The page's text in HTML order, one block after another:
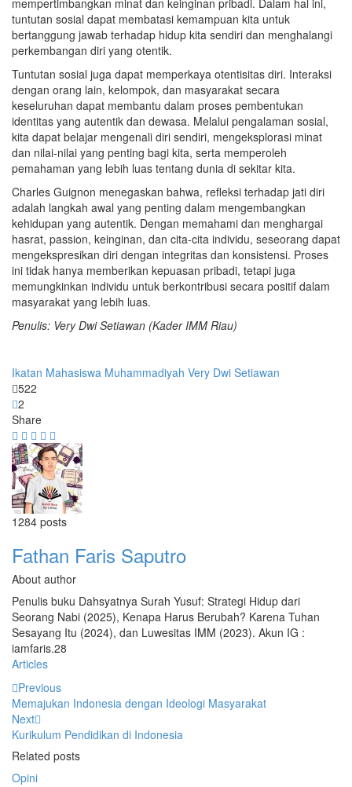
mempertimbangkan minat dan keinginan pribadi. Dalam hal ini,
tuntutan sosial dapat membatasi kemampuan kita untuk
bertanggung jawab terhadap hidup kita sendiri dan menghalangi
perkembangan diri yang otentik.
Tuntutan sosial juga dapat memperkaya otentisitas diri. Interaksi
dengan orang lain, kelompok, dan masyarakat secara
keseluruhan dapat membantu dalam proses pembentukan
identitas yang autentik dan dewasa. Melalui pengalaman sosial,
kita dapat belajar mengenali diri sendiri, mengeksplorasi minat
dan nilai-nilai yang penting bagi kita, serta memperoleh
pemahaman yang lebih luas tentang dunia di sekitar kita.
Charles Guignon menegaskan bahwa, refleksi terhadap jati diri
adalah langkah awal yang penting dalam mengembangkan
kehidupan yang autentik. Dengan memahami dan menghargai
hasrat, passion, keinginan, dan cita-cita individu, seseorang dapat
mengekspresikan diri dengan integritas dan konsistensi. Proses
ini tidak hanya memberikan kepuasan pribadi, tetapi juga
memungkinkan individu untuk berkontribusi secara positif dalam
masyarakat yang lebih luas.
Penulis: Very Dwi Setiawan (Kader IMM Riau)
Ikatan Mahasiswa Muhammadiyah Very Dwi Setiawan
522
2
Share
1284 posts
Fathan Faris Saputro
About author
Penulis buku Dahsyatnya Surah Yusuf: Strategi Hidup dari
Seorang Nabi (2025), Kenapa Harus Berubah? Karena Tuhan
Sesayang Itu (2024), dan Luwesitas IMM (2023). Akun IG :
iamfaris.28
Articles
Previous
Memajukan Indonesia dengan Ideologi Masyarakat
Next
Kurikulum Pendidikan di Indonesia
Related posts
Opini